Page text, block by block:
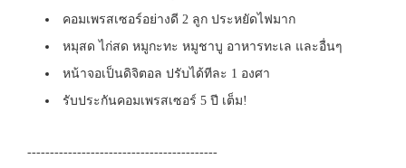
คอมเพรสเซอร์อย่างดี 2 ลูก ประหยัดไฟมาก
หมุสด ไก่สด หมูกะทะ หมูชาบู อาหารทะเล และอื่นๆ
หน้าจอเป็นดิจิตอล ปรับได้ทีละ 1 องศา
รับประกันคอมเพรสเซอร์ 5 ปี เต็ม!
------------------------------------------